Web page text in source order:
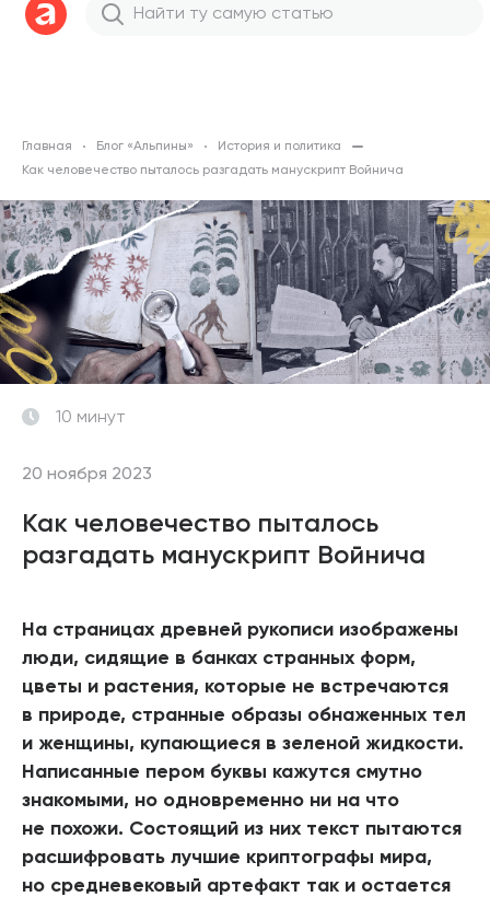
Главная Блог «Альпины»
История и политика
Как человечество пыталось разгадать манускрипт Войнича
20 ноября 2023
10 минут
Как человечество пыталось
разгадать манускрипт Войнича
На страницах древней рукописи изображены
люди, сидящие в банках странных форм,
цветы и растения, которые не встречаются
в природе, странные образы обнаженных тел
и женщины, купающиеся в зеленой жидкости.
Написанные пером буквы кажутся смутно
знакомыми, но одновременно ни на что
не похожи. Состоящий из них текст пытаются
расшифровать лучшие криптографы мира,
но средневековый артефакт так и остается